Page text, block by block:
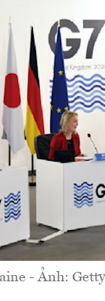
- Ảnh: